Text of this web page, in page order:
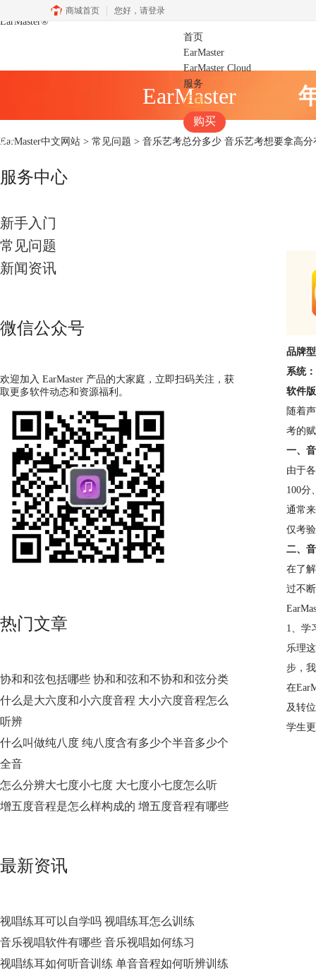
商城首页 您好， 请登录
EarMaster®
首页
EarMaster
EarMaster Cloud
服务
下载
购买
EarMaster
EarMaster中文网站 > 常见问题 > 音乐艺考总分多少 音乐艺考想要拿高
服务中心
新手入门
常见问题
新闻资讯
微信公众号
欢迎加入 EarMaster 产品的大家庭，立即扫码关注，获
取更多软件动态和资源福利。
热门文章
协和和弦包括哪些 协和和弦和不协和和弦分类
什么是大六度和小六度音程 大小六度音程怎么
听辨
什么叫做纯八度 纯八度含有多少个半音多少个
全音
怎么分辨大七度小七度 大七度小七度怎么听
增五度音程是怎么样构成的 增五度音程有哪些
最新资讯
视唱练耳可以自学吗 视唱练耳怎么训练
音乐视唱软件有哪些 音乐视唱如何练习
视唱练耳如何听音训练 单音音程如何听辨训练
品牌
系统：
软件
随着
考的
一、
由于
100分
通常
仅考
二、
在了
过不
1、学
乐理
步，
在
及转
学生